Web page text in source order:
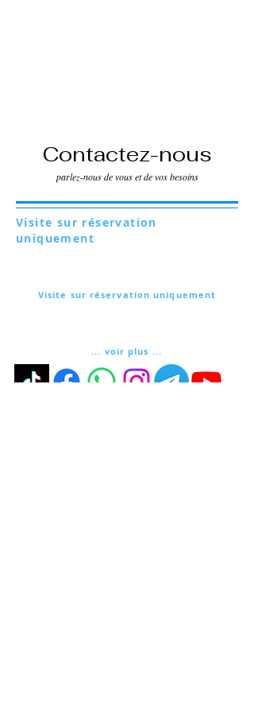
Contactez-nous
parlez-nous de vous et de vos besoins
Visite sur réservation uniquement
... voir plus ...
Visite sur réservation
uniquement